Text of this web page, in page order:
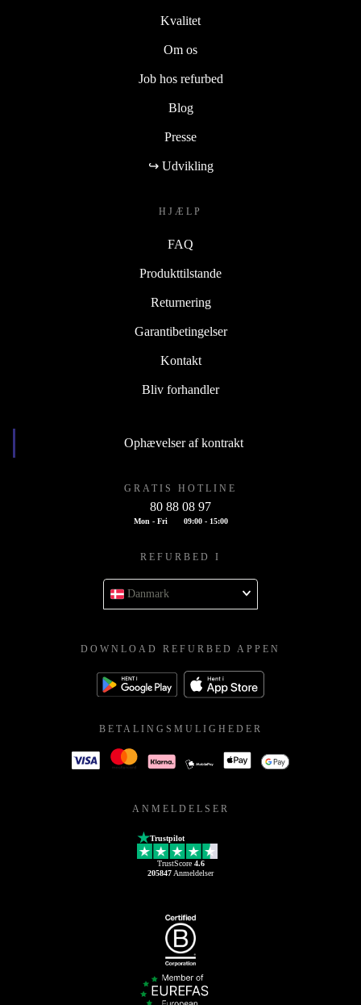
Kvalitet
Om os
Job hos refurbed
Blog
Presse
↪ Udvikling
HJÆLP
FAQ
Produkttilstande
Returnering
Garantibetingelser
Kontakt
Bliv forhandler
Ophævelser af kontrakt
GRATIS HOTLINE
80 88 08 97
Mon - Fri 09:00 - 15:00
REFURBED I
Danmark
DOWNLOAD REFURBED APPEN
BETALINGSMULIGHEDER
ANMELDELSER
Trustpilot
TrustScore 4.6
205847 Anmeldelser